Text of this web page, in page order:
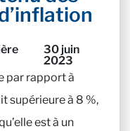
30 juin
2023
par rapport à
supérieure à 8 %,
est à un